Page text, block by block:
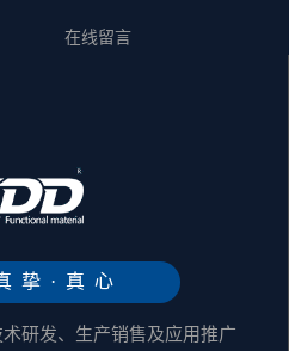
在线留言
挚·真心
研发、生产销售及应用推广